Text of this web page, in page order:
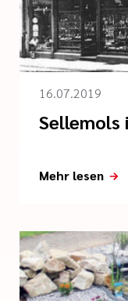
16.07.2019
Sellemols
Mehr lesen